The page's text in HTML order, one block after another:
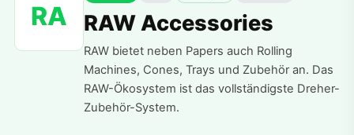
RA RAW Accessories
RAW bietet neben Papers auch Rolling
Machines, Cones, Trays und Zubehör an. Das
RAW-Ökosystem ist das vollständigste Dreher-
Zubehör-System.